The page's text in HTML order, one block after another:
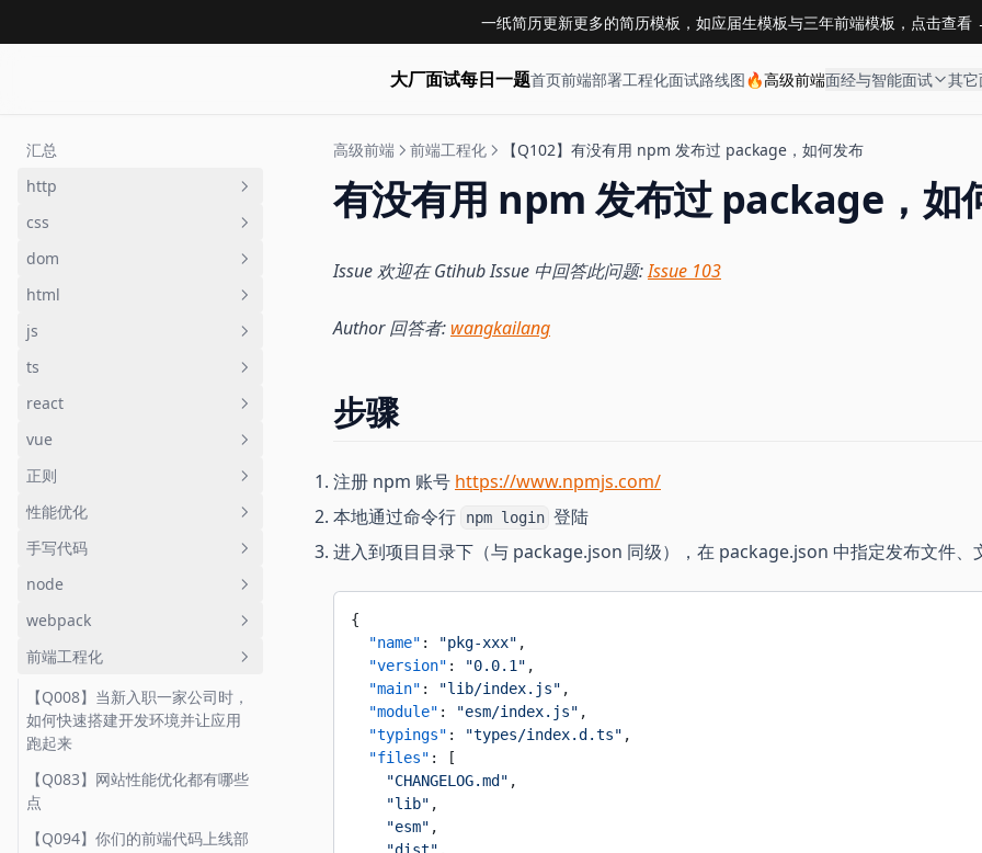
一纸简历更新更多的简历模板，如应届生模板与三年前端模板，点击查
大厂面试每日一题首页前端部署工程化面试路线图🔥高级前端面经与智能面试 其
汇总
http
【Q035】http 常见的状态码有哪
些
【Q036】http 状态码中 301，
【Q050】http 状态码 502 和
504 有什么区别
【Q079】简述 http 的缓存机制
【Q081】http proxy 的原理是什
【Q084】随着 http2 的发展，前
端性能优化中的哪些传统方案可
以被替代
【Q085】http2 与 http1.1 有什
Digest Auth
【Q108】gzip 的原理是什么，如
何配置
压缩吗，为什么
报文的格式是什么
css
【Q009】如何实现一个元素的水
平垂直居中
【Q017】css 如何实现左侧固定
300px，右侧自适应的布局
动画
【Q175】如何使用 css 写一个魔
【Q178】如何使用 css 写一个有
3D 效果的立方体
【Q184】有没有使用过 css
variable，它解决了哪些问题
【Q185】谈谈你对 styled-
角形
【Q279】display: inline 的元素
吗
属性是多少
dom
【Q001】网站开发中，如何实现
图片的懒加载
【Q160】如何设置一个 cookie
【Q161】如何删除一个 cookie
【Q210】如何判断当前环境是移
【Q214】input 中监听值的变化
是在监听什么事件
【Q215】什么是跨域，如何解决
【Q284】prefetch 与 preload
的区别是什么
【Q295】fetch 中 credentials
指什么意思，可以取什么值
maxage 时，cookie 会存在多久
切板中内容
html
【Q001】网站开发中，如何实现
图片的懒加载
【Q019】浏览器中如何实现剪切
localhost:5000 的 cookie 信息是
否共享
【Q159】什么是 CSRF 攻击
切板中内容
【Q349】如何把 json 数据转化
为 demo.json 并下载文件
【Q374】简单介绍
requestIdleCallback 及使用场景
【Q461】如何计算白屏时间和首
屏时间
【Q464】什么是重排重绘，如何
减少重拍重绘
js
【Q003】什么是防抖和节流，他
们的应用场景有哪些
【Q027】在前端开发中，如何获
取浏览器的唯一标识
【Q031】js 中如何实现 bind
【Q032】js 中什么是 softbind，
【Q088】如何实现
promise.map，限制 promise 并
发数
【Q102】有没有用 npm 发布过
package，如何发布
【Q137】js 代码压缩 minify 的
原理是什么
【Q148】关于 JSON，以下代码
ts
【Q676】在 Typescript 中如何
【Q692】什么是协变与逆变
【Q693】在 ts 中如何实现
Partial
【Q694】在 ts 中什么是 infer，
并实现 Parameters 与
【Q706】typescript 中
interface 与 type 有何区别
【Q707】请简述 typescript 中的
infer
react
【Q008】当新入职一家公司时，
如何快速搭建开发环境并让应用
跑起来
【Q010】了解 React 中的
ErrorBoundary 吗，它有那些使
hooks，它带来了那些便利
【Q014】如何使用 react hooks
实现一个计数器的组件
【Q021】React 中，
cloneElement 与
createElement 各是什么，有什
么区别
【Q038】使用 react 实现一个通
vue
【Q008】当新入职一家公司时，
如何快速搭建开发环境并让应用
跑起来
【Q011】vue3.0 中为什么要使
用 Proxy，它相比以前的实现方式
【Q071】react 与 vue 数组中
key 的作用是什么
【Q089】vue 中 v-if 和 v-show
的区别是什么
原理是什么
理是什么
正则
【Q637】如何使用正则匹配一个
汉字
【Q660】实现一个
以渲染模板
汇总
性能优化
【Q284】prefetch 与 preload
的区别是什么
【Q399】实现一个 once 函数，
记忆返回结果只执行一次
【Q626】如何压缩前端项目中 JS
的体积
【Q627】如何优化 React 项目的
性能
【Q670】如何提高首屏渲染时
间？
【Q686】网站性能优化中，如何
手写代码
【Q003】什么是防抖和节流，他
们的应用场景有哪些
【Q022】如何实现一个简单的
Promise
【Q031】js 中如何实现 bind
【Q088】如何实现
发数
lodash.get 函数
node
【Q118】有没有读过 koa 的源
码，什么是洋葱模型呢
【Q139】在 Node 应用中如何利
用多核心CPU的优势
【Q140】Node 中 cluster 的原
理是什么
【Q204】Node 中如何判断一个
webpack
【Q072】webpack 是用来做什
【Q073】webpack 中的 loader
的作用是什么
【Q074】有没有自己写过一个
webpack的loader
【Q075】webpack 中plugin的
前端工程化
【Q008】当新入职一家公司时，
如何快速搭建开发环境并让应用
跑起来
【Q083】网站性能优化都有哪些
点
【Q094】你们的前端代码上线部
高级前端 前端工程化 【Q102】有没有用 npm 发布过 package，如何发布
有没有用 npm 发布过 package，如
Issue 欢迎在 Gtihub Issue 中回答此问题:Issue 103
Author 回答者: wangkailang
步骤
注册 npm 账号 https://www.npmjs.com/
本地通过命令行
npm login 登陆
进入到项目目录下（与 package.json 同级），在 package.json 中指定发布文件、
{
  "name"
: "pkg-xxx" ,
  "version"
: "0.0.1" ,
  "main"
: "lib/index.js" ,
  "module"
: "esm/index.js" ,
  "typings"
: "types/index.d.ts" ,
  "files"
: [
    "CHANGELOG.md"
,
    "lib"
,
    "esm"
,